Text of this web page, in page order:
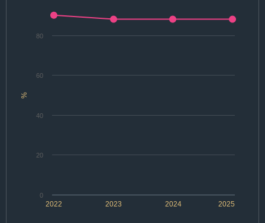
%
2022 2024
2023 2025
0
20
40
60
80